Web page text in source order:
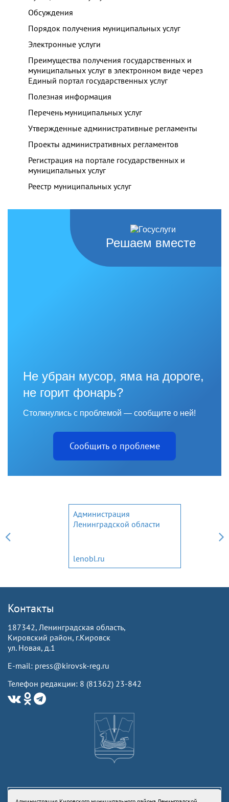
Обсуждения
Порядок получения муниципальных услуг
Электронные услуги
Преимущества получения государственных и
муниципальных услуг в электронном виде через
Единый портал государственных услуг
Полезная информация
Перечень муниципальных услуг
Утвержденные административные регламенты
Проекты административных регламентов
Регистрация на портале государственных и
муниципальных услуг
Реестр муниципальных услуг
Решаем вместе
Не убран мусор, яма на дороге,
не горит фонарь?
Столкнулись с проблемой — сообщите о ней!
Сообщить о проблеме
Администрация
Ленинградской области
lenobl.ru
Контакты
187342, Ленинградская область,
Кировский район, г.Кировск
ул. Новая, д.1
E-mail: press@kirovsk-reg.ru
Телефон редакции: 8 (81362) 23-842